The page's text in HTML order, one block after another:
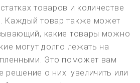
товаров и количестве
Каждый товар также может
какие товары можно
могут долго лежать на
Это поможет вам
решение о них: увеличить или